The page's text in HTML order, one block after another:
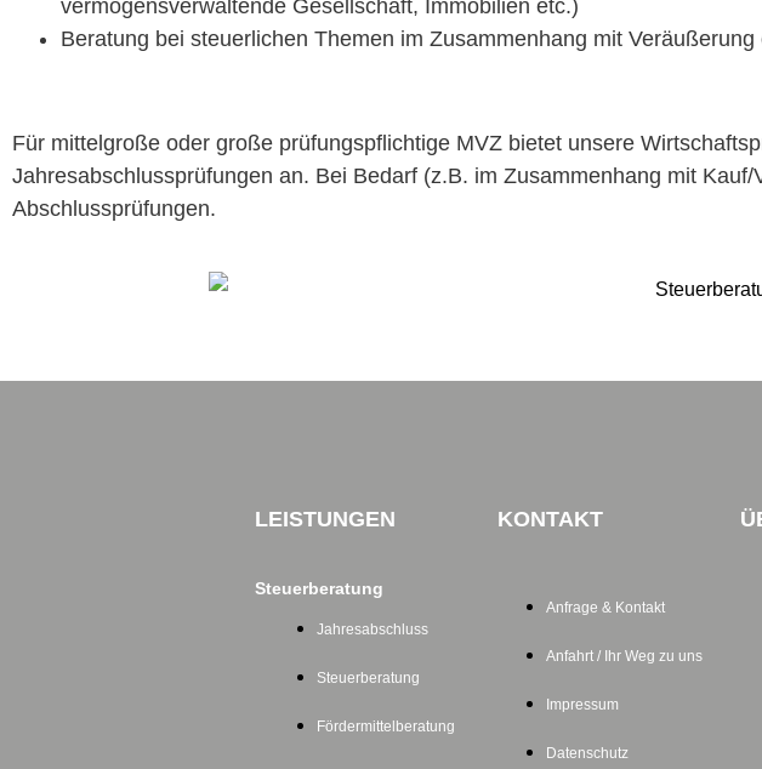
ver­mö­gensver­wal­tende Gesellschaft, Immo­bilien etc.)
Beratung bei steuer­lichen The­men im Zusam­men­hang mit
Für mit­tel­große oder große prü­fungspflichtige MVZ bietet unsere
Jahresab­schlussprü­fun­gen an. Bei Bedarf (z.B. im Zusam­men­hang mit
Abschlussprüfungen.
LEISTUNGEN
Steuerberatung
Jahresabschluss
Steuerberatung
Fördermittelberatung
KONTAKT
Anfrage & Kontakt
Anfahrt / Ihr Weg zu uns
Impressum
Datenschutz